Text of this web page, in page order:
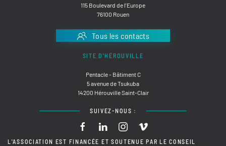
115 Boulevard de l'Europe
76100 Rouen
Tous les contacts
SITE D'HÉROUVILLE
Pentacle - Bâtiment C
5 avenue de Tsukuba
14200 Hérouville Saint-Clair
SUIVEZ-NOUS :
L'ASSOCIATION EST FINANCÉE ET SOUTENUE PAR LE CONSEIL